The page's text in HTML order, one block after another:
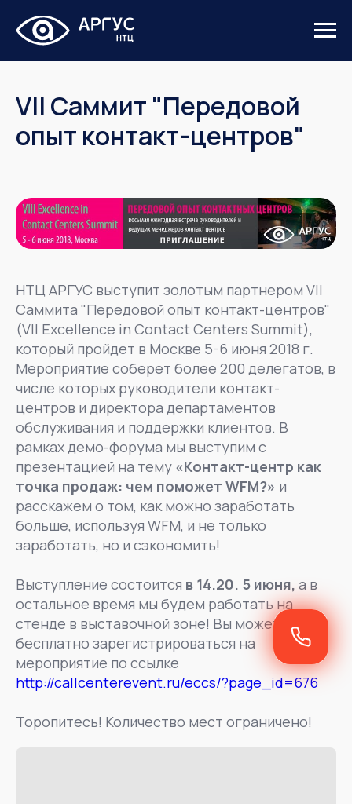
VII Саммит "Передовой
опыт контакт-центров"
НТЦ АРГУС выступит золотым партнером VII
Саммита "Передовой опыт контакт-центров"
(VII Excellence in Contact Centers Summit),
который пройдет в Москве 5-6 июня 2018 г.
Мероприятие соберет более 200 делегатов, в
числе которых руководители контакт-
центров и директора департаментов
обслуживания и поддержки клиентов. В
рамках демо-форума мы выступим с
презентацией на тему «Контакт-центр как
точка продаж: чем поможет WFM?» и
расскажем о том, как можно заработать
больше, используя WFM, и не только
заработать, но и сэкономить!
Выступление состоится в 14.20. 5 июня, а в
остальное время мы будем работать на
стенде в выставочной зоне! Вы можете
бесплатно зарегистрироваться на
мероприятие по ссылке
http://callcenterevent.ru/eccs/?page_id=676
Торопитесь! Количество мест ограничено!